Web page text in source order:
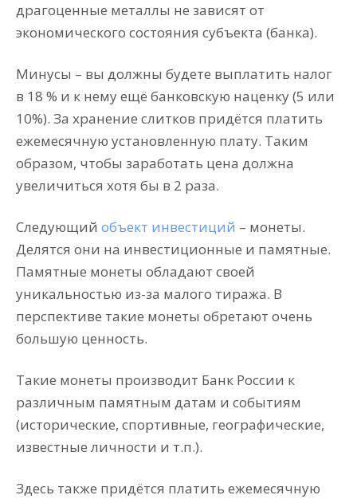
драгоценные металлы не зависят от
экономического состояния субъекта (банка).
Минусы – вы должны будете выплатить налог
в 18 % и к нему ещё банковскую наценку (5 или
10%). За хранение слитков придётся платить
ежемесячную установленную плату. Таким
образом, чтобы заработать цена должна
увеличиться хотя бы в 2 раза.
Следующий объект инвестиций – монеты.
Делятся они на инвестиционные и памятные.
Памятные монеты обладают своей
уникальностью из-за малого тиража. В
перспективе такие монеты обретают очень
большую ценность.
Такие монеты производит Банк России к
различным памятным датам и событиям
(исторические, спортивные, географические,
известные личности и т.п.).
Здесь также придётся платить ежемесячную